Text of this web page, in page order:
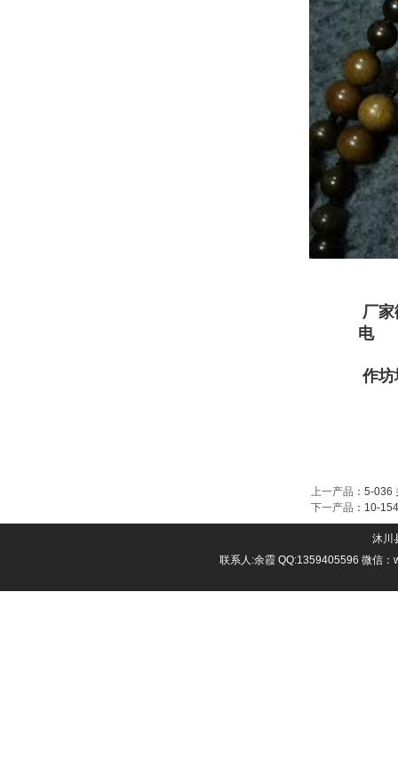
厂家微
电 话
作坊地
上一产品 ： 5-036
下一产品 ： 10-
沐川
联系人:余霞 QQ:1359405596 微信